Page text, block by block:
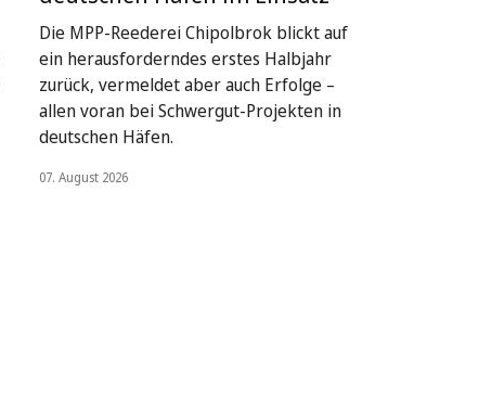
Die MPP-Reederei Chipolbrok blickt auf
ein herausforderndes erstes Halbjahr
zurück, vermeldet aber auch Erfolge –
allen voran bei Schwergut-Projekten in
deutschen Häfen.
07. August 2026